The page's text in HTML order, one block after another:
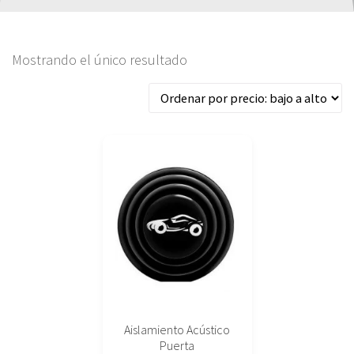
Mostrando el único resultado
Aislamiento Acústico
Puerta
producto
tiene
múltiples
variantes.
Las
opciones
en